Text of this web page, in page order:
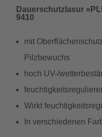
Dauerschutzlasur
9410
mit
Pilzbewuchs
hoch UV-/
Wirkt
In verschiedenen